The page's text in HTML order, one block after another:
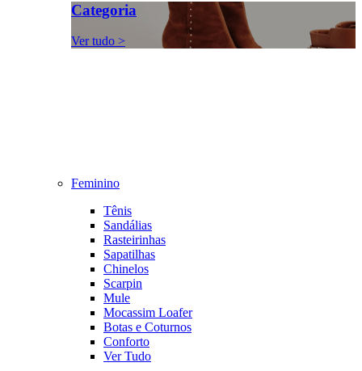
Categoria
Ver tudo >
Feminino
Tênis
Sandálias
Rasteirinhas
Sapatilhas
Chinelos
Scarpin
Mule
Mocassim Loafer
Botas e Coturnos
Conforto
Ver Tudo